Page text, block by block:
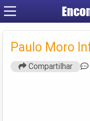
Paulo Moro
Compartilhar